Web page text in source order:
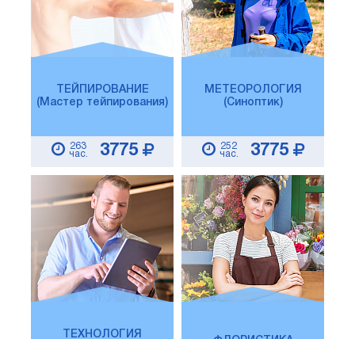
ТЕЙПИРОВАНИЕ
(Мастер тейпирования)
263
час.
3775
МЕТЕОРОЛОГИЯ
(Синоптик)
252
час.
3775
ТЕХНОЛОГИЯ